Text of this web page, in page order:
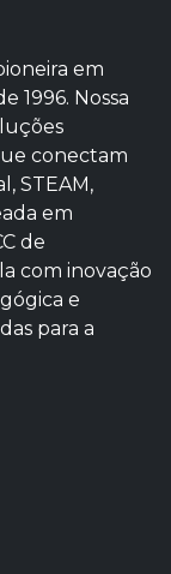
em
1996. Nossa
conectam
STEAM,
em
de
com inovação
e
para a